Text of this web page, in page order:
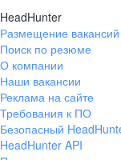
HeadHunter
Размещение вакансий
Поиск по резюме
О компании
Наши вакансии
Реклама на сайте
Требования к ПО
Безопасный
HeadHunter API